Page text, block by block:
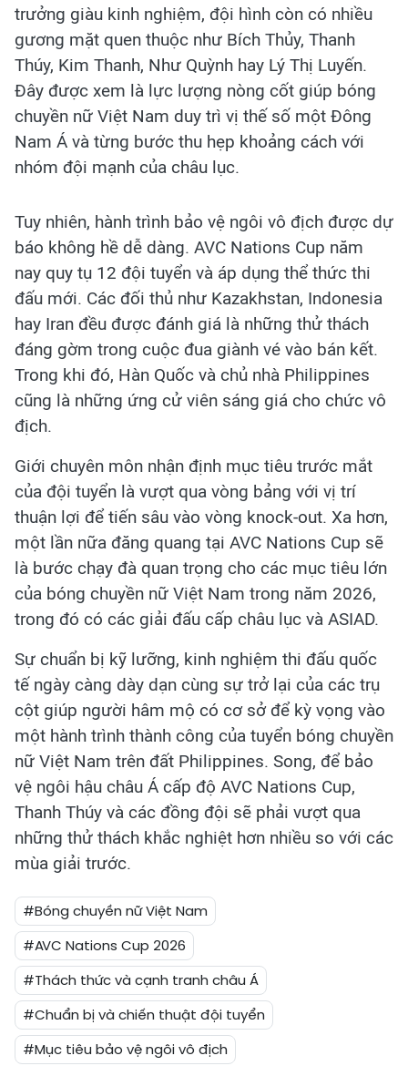
trưởng giàu kinh nghiệm, đội hình còn có nhiều
gương mặt quen thuộc như Bích Thủy, Thanh
Thúy, Kim Thanh, Như Quỳnh hay Lý Thị Luyến.
Đây được xem là lực lượng nòng cốt giúp bóng
chuyền nữ Việt Nam duy trì vị thế số một Đông
Nam Á và từng bước thu hẹp khoảng cách với
nhóm đội mạnh của châu lục.
Tuy nhiên, hành trình bảo vệ ngôi vô địch được dự
báo không hề dễ dàng. AVC Nations Cup năm
nay quy tụ 12 đội tuyển và áp dụng thể thức thi
đấu mới. Các đối thủ như Kazakhstan, Indonesia
hay Iran đều được đánh giá là những thử thách
đáng gờm trong cuộc đua giành vé vào bán kết.
Trong khi đó, Hàn Quốc và chủ nhà Philippines
cũng là những ứng cử viên sáng giá cho chức vô
địch.
Giới chuyên môn nhận định mục tiêu trước mắt
của đội tuyển là vượt qua vòng bảng với vị trí
thuận lợi để tiến sâu vào vòng knock-out. Xa hơn,
một lần nữa đăng quang tại AVC Nations Cup sẽ
là bước chạy đà quan trọng cho các mục tiêu lớn
của bóng chuyền nữ Việt Nam trong năm 2026,
trong đó có các giải đấu cấp châu lục và ASIAD.
Sự chuẩn bị kỹ lưỡng, kinh nghiệm thi đấu quốc
tế ngày càng dày dạn cùng sự trở lại của các trụ
cột giúp người hâm mộ có cơ sở để kỳ vọng vào
một hành trình thành công của tuyển bóng chuyền
nữ Việt Nam trên đất Philippines. Song, để bảo
vệ ngôi hậu châu Á cấp độ AVC Nations Cup,
Thanh Thúy và các đồng đội sẽ phải vượt qua
những thử thách khắc nghiệt hơn nhiều so với các
mùa giải trước.
#Bóng chuyền nữ Việt Nam
#AVC Nations Cup 2026
#Thách thức và cạnh tranh châu Á
#Chuẩn bị và chiến thuật đội tuyển
#Mục tiêu bảo vệ ngôi vô địch